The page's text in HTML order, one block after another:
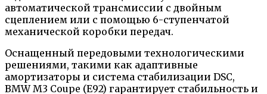
автоматической трансмиссии с двойным
сцеплением или с помощью 6-ступенчатой
механической коробки передач.
Оснащенный передовыми технологическими
решениями, такими как адаптивные
амортизаторы и система стабилизации DSC,
BMW M3 Coupe (E92) гарантирует стабильность и